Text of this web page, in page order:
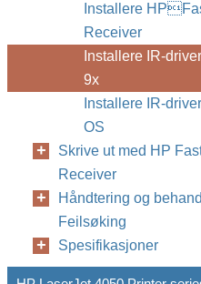
Installere
Receiver
Installere IR-
9x
Installere IR-
OS
Skrive ut med HP
Receiver
Håndtering og
Feilsøking
Spesifikasjoner